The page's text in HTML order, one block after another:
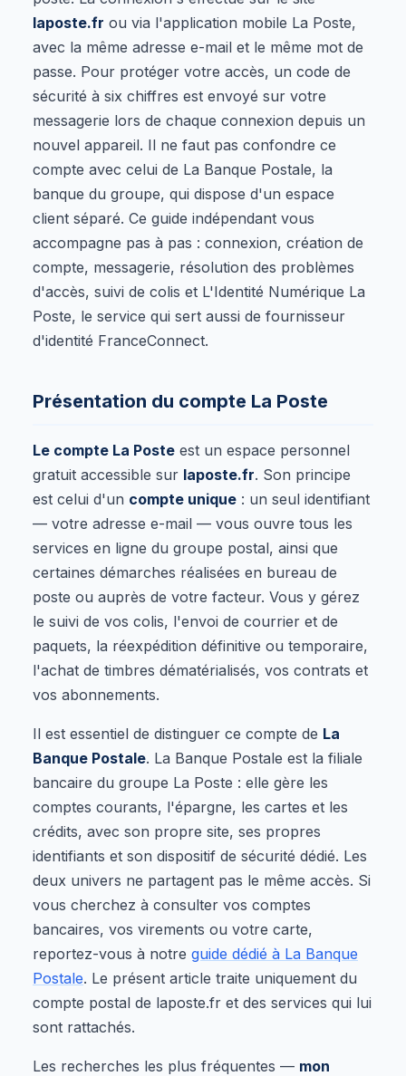
laposte.fr ou via l'application mobile La Poste,
avec la même adresse e-mail et le même mot de
passe. Pour protéger votre accès, un code de
sécurité à six chiffres est envoyé sur votre
messagerie lors de chaque connexion depuis un
nouvel appareil. Il ne faut pas confondre ce
compte avec celui de La Banque Postale, la
banque du groupe, qui dispose d'un espace
client séparé. Ce guide indépendant vous
accompagne pas à pas : connexion, création de
compte, messagerie, résolution des problèmes
d'accès, suivi de colis et L'Identité Numérique La
Poste, le service qui sert aussi de fournisseur
d'identité FranceConnect.
Présentation du compte La Poste
Le compte La Poste est un espace personnel
gratuit accessible sur laposte.fr. Son principe
est celui d'un compte unique : un seul identifiant
— votre adresse e-mail — vous ouvre tous les
services en ligne du groupe postal, ainsi que
certaines démarches réalisées en bureau de
poste ou auprès de votre facteur. Vous y gérez
le suivi de vos colis, l'envoi de courrier et de
paquets, la réexpédition définitive ou temporaire,
l'achat de timbres dématérialisés, vos contrats et
vos abonnements.
Il est essentiel de distinguer ce compte de La
Banque Postale. La Banque Postale est la filiale
bancaire du groupe La Poste : elle gère les
comptes courants, l'épargne, les cartes et les
crédits, avec son propre site, ses propres
identifiants et son dispositif de sécurité dédié. Les
deux univers ne partagent pas le même accès. Si
vous cherchez à consulter vos comptes
bancaires, vos virements ou votre carte,
reportez-vous à notre guide dédié à La Banque
Postale. Le présent article traite uniquement du
compte postal de laposte.fr et des services qui lui
sont rattachés.
Les recherches les plus fréquentes — mon